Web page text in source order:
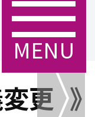
MENU
更